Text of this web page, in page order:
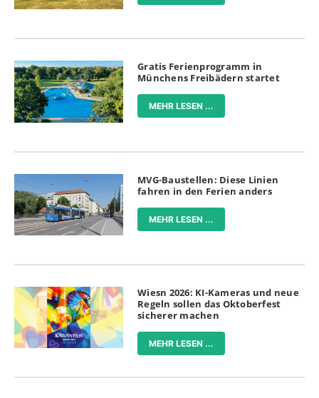
Gratis Ferienprogramm in
Münchens Freibädern startet
MEHR LESEN ...
MVG-Baustellen: Diese Linien
fahren in den Ferien anders
MEHR LESEN ...
Wiesn 2026: KI-Kameras und neue
Regeln sollen das Oktoberfest
sicherer machen
MEHR LESEN ...